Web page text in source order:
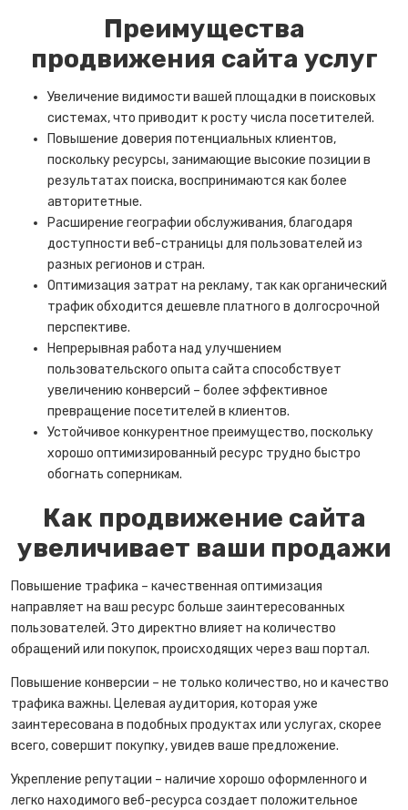
Преимущества
продвижения сайта услуг
Увеличение видимости вашей площадки в поисковых
системах, что приводит к росту числа посетителей.
Повышение доверия потенциальных клиентов,
поскольку ресурсы, занимающие высокие позиции в
результатах поиска, воспринимаются как более
авторитетные.
Расширение географии обслуживания, благодаря
доступности веб-страницы для пользователей из
разных регионов и стран.
Оптимизация затрат на рекламу, так как органический
трафик обходится дешевле платного в долгосрочной
перспективе.
Непрерывная работа над улучшением
пользовательского опыта сайта способствует
увеличению конверсий – более эффективное
превращение посетителей в клиентов.
Устойчивое конкурентное преимущество, поскольку
хорошо оптимизированный ресурс трудно быстро
обогнать соперникам.
Как продвижение сайта
увеличивает ваши продажи
Повышение трафика – качественная оптимизация
направляет на ваш ресурс больше заинтересованных
пользователей. Это директно влияет на количество
обращений или покупок, происходящих через ваш портал.
Повышение конверсии – не только количество, но и качество
трафика важны. Целевая аудитория, которая уже
заинтересована в подобных продуктах или услугах, скорее
всего, совершит покупку, увидев ваше предложение.
Укрепление репутации – наличие хорошо оформленного и
легко находимого веб-ресурса создает положительное